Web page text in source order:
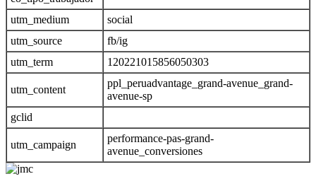
utm_medium
social
utm_source
fb/ig
utm_term
120221015856050303
utm_content
ppl_peruadvantage_grand-avenue_grand-
avenue-sp
gclid
utm_campaign
performance-pas-grand-
avenue_conversiones